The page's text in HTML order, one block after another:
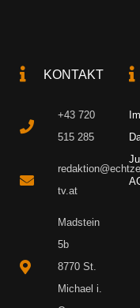
KONTAKT
+43 720
515 285
tv.at
Madstein
5b
8770 St.
Michael i.